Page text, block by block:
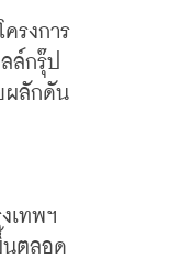
รงการ
ล์กรุ๊ป
ผลักดัน
เทพฯ
นตลอด